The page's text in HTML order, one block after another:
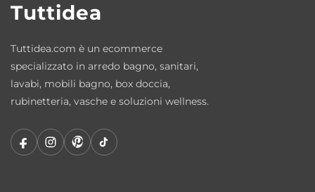
La ceramica Galassia garantisce elevata
mantenendo inalterate le proprie
caratteristiche nel tempo.
Made in Italy
realizzata in Italia sinonimo di qualità
Tuttidea
Tuttidea.com è un ecommerce
specializzato in arredo bagno, sanitari,
lavabi, mobili bagno, box doccia,
rubinetteria, vasche e soluzioni wellness.